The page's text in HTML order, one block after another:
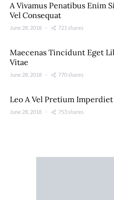
A Vivamus Penatibus Enim
Vel Consequat
June 28, 2018 721 shares
Maecenas Tincidunt Eget
Vitae
June 28, 2018 770 shares
Leo A Vel Pretium
June 28, 2018 753 shares